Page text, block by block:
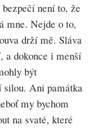
není to, že
mne. Nejde o to,
drží mě. Sláva
a dokonce i menší
být
silou. Ani památka
my bychom
na svaté, které